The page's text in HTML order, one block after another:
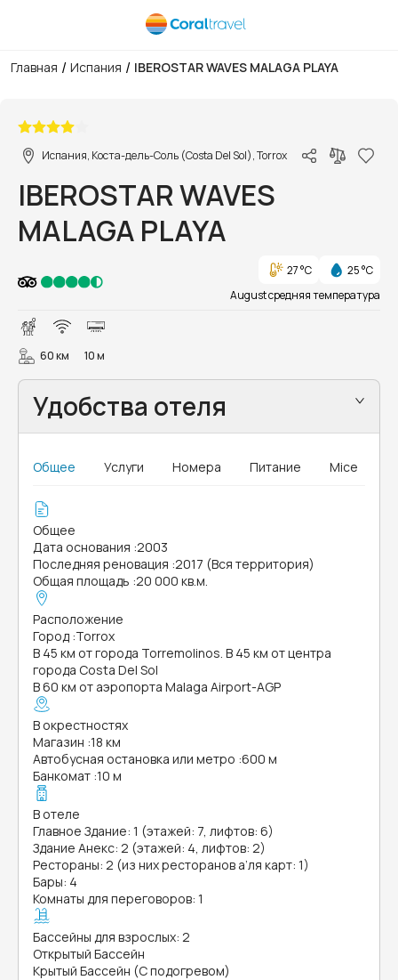
Главная / Испания / IBEROSTAR WAVES MALAGA PLAYA
Испания, Коста-дель-Соль (Costa Del Sol), Torrox
IBEROSTAR WAVES
MALAGA PLAYA
27 °C
25 °C
August средняя температура
60 км 10 м
Удобства отеля
Общее Услуги Номера Питание Mice
Общее
Дата основания :2003
Последняя реновация :2017 (Вся территория)
Общая площадь :20 000 кв.м.
Расположение
Город :Torrox
В 45 км от города Torremolinos. В 45 км от центра
города Costa Del Sol
В 60 км от аэропорта Malaga Airport-AGP
В окрестностях
Магазин :18 км
Автобусная остановка или метро :600 м
Банкомат :10 м
В отеле
Главное Здание: 1 (этажей: 7, лифтов: 6)
Здание Анекс: 2 (этажей: 4, лифтов: 2)
Рестораны: 2 (из них ресторанов а’ля карт: 1)
Бары: 4
Комнаты для переговоров: 1
Бассейны для взрослых: 2
Открытый Бассейн
Крытый Бассейн (С подогревом)